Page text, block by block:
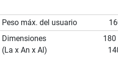
Peso máx. del usuario
Dimensiones
(La x An x Al)
180